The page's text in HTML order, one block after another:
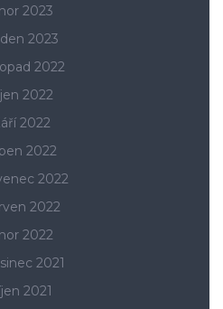
2023
2023
2022
2022
2022
2022
2022
2022
2022
2021
2021